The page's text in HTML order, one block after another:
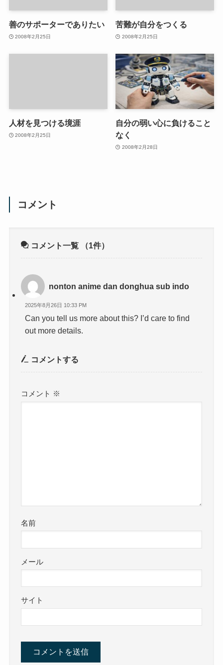
善のサポーターでありたい
2008年2月25日
苦難が自分をつくる
2008年2月25日
人材を見つける境涯
2008年2月25日
自分の弱い心に負けること
なく
2008年2月28日
コメント
コメント一覧 （1件）
nonton anime dan donghua sub indo
2025年8月26日 10:33 PM
Can you tell us more about this? I’d care to find
out more details.
コメントする
コメント ※
名前
メール
サイト